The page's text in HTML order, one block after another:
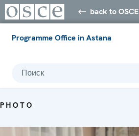
back to OSCE
Programme Office in Astana
Поиск
PHOTO